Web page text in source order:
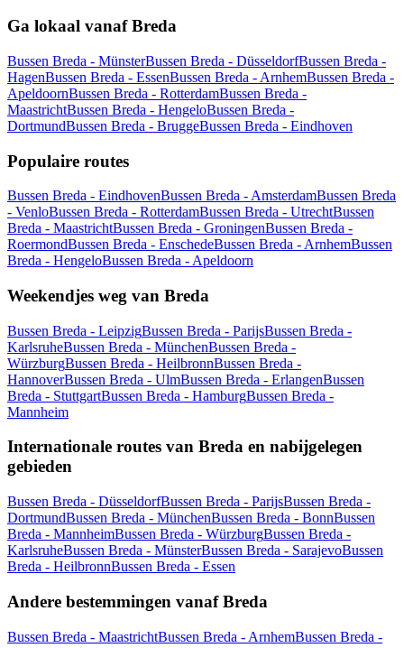
Ga lokaal vanaf Breda
Bussen Breda - MünsterBussen Breda - DüsseldorfBussen Breda -
HagenBussen Breda - EssenBussen Breda - ArnhemBussen Breda -
ApeldoornBussen Breda - RotterdamBussen Breda -
MaastrichtBussen Breda - HengeloBussen Breda -
DortmundBussen Breda - BruggeBussen Breda - Eindhoven
Populaire routes
Bussen Breda - EindhovenBussen Breda - AmsterdamBussen Breda
- VenloBussen Breda - RotterdamBussen Breda - UtrechtBussen
Breda - MaastrichtBussen Breda - GroningenBussen Breda -
RoermondBussen Breda - EnschedeBussen Breda - ArnhemBussen
Breda - HengeloBussen Breda - Apeldoorn
Weekendjes weg van Breda
Bussen Breda - LeipzigBussen Breda - ParijsBussen Breda -
KarlsruheBussen Breda - MünchenBussen Breda -
WürzburgBussen Breda - HeilbronnBussen Breda -
HannoverBussen Breda - UlmBussen Breda - ErlangenBussen
Breda - StuttgartBussen Breda - HamburgBussen Breda -
Mannheim
Internationale routes van Breda en nabijgelegen
gebieden
Bussen Breda - DüsseldorfBussen Breda - ParijsBussen Breda -
DortmundBussen Breda - MünchenBussen Breda - BonnBussen
Breda - MannheimBussen Breda - WürzburgBussen Breda -
KarlsruheBussen Breda - MünsterBussen Breda - SarajevoBussen
Breda - HeilbronnBussen Breda - Essen
Andere bestemmingen vanaf Breda
Bussen Breda - MaastrichtBussen Breda - ArnhemBussen Breda -